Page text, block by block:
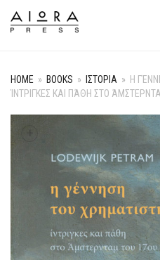
HOME » BOOKS » ΙΣΤΟΡΙΑ » Η
ΊΝΤΡΙΓΚΕΣ ΚΑΙ ΠΆΘΗ ΣΤΟ
+